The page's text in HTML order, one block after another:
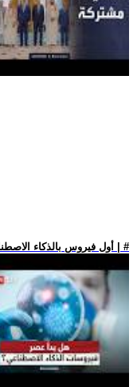
.. أول فيروس بالذكاء الاصطناعي.. هل تخرج الأمور عن السيطرة؟ | #